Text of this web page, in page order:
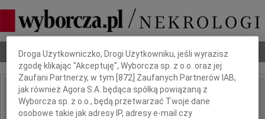
Nekrologi Odeszli Poradnik pogrzebowy
IMIĘ I NAZWISKO: Jacek Illg
Dbamy o Twoją prywatność
Droga Użytkowniczko, Drogi Użytkowniku, jeśli wyrazisz
zgodę klikając "Akceptuję", Wyborcza sp. z o.o. oraz jej
Zaufani Partnerzy, w tym [872 ] Zaufanych Partnerów IAB,
jak również Agora S.A. będąca spółką powiązaną z
Wyborcza sp. z o.o., będą przetwarzać Twoje dane
osobowe takie jak adresy IP, adresy e-mail czy